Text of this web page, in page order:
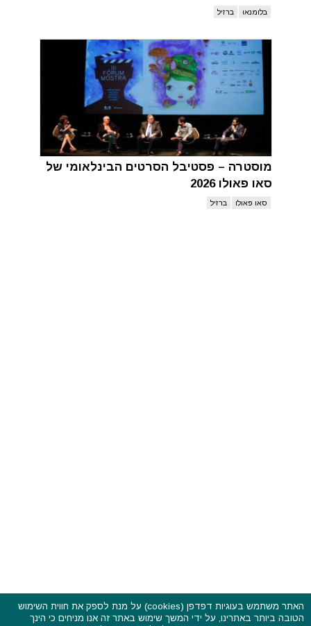
בלומנאו ברזיל
מוסטרה – פסטיבל הסרטים הבינלאומי של
סאו פאולו 2026
סאו פאולו ברזיל
פסטיבלים וקרנבלים בעולם - כל הזכויות שמורות © 2015 - 2026
האתר משתמש בעוגיות דפדפן (cookies) על מנת לספק את חווית השימוש
הטובה ביותר באתרינו, על ידי המשך שימוש באתר זה אנו מניחים כי הינך